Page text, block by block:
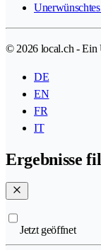
© 2026 local.ch - Ein
DE
EN
FR
IT
Ergebnisse
Jetzt geöffnet